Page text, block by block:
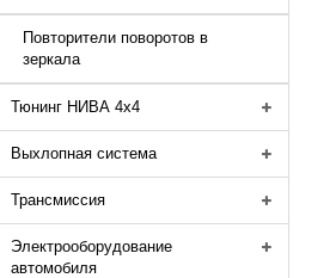
Повторители поворотов в
зеркала
Тюнинг НИВА 4х4
Выхлопная система
Трансмиссия
Электрооборудование
автомобиля